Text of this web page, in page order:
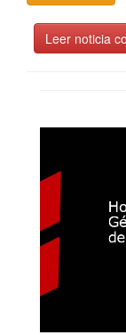
Leer noticia